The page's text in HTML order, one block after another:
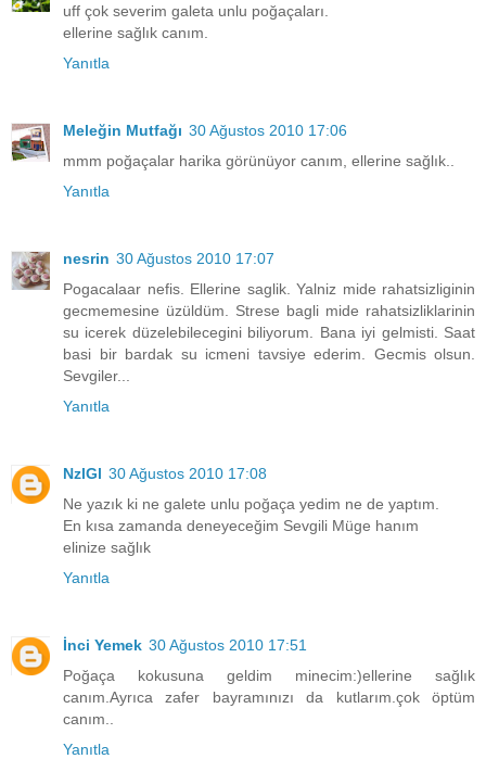
uff çok severim galeta unlu poğaçaları.
ellerine sağlık canım.
Yanıtla
Meleğin Mutfağı 30 Ağustos 2010 17:06
mmm poğaçalar harika görünüyor canım, ellerine sağlık..
Yanıtla
nesrin 30 Ağustos 2010 17:07
Pogacalaar nefis. Ellerine saglik. Yalniz mide rahatsizliginin
gecmemesine üzüldüm. Strese bagli mide rahatsizliklarinin
su icerek düzelebilecegini biliyorum. Bana iyi gelmisti. Saat
basi bir bardak su icmeni tavsiye ederim. Gecmis olsun.
Sevgiler...
Yanıtla
NzlGl 30 Ağustos 2010 17:08
Ne yazık ki ne galete unlu poğaça yedim ne de yaptım.
En kısa zamanda deneyeceğim Sevgili Müge hanım
elinize sağlık
Yanıtla
İnci Yemek 30 Ağustos 2010 17:51
Poğaça kokusuna geldim minecim:)ellerine sağlık
canım.Ayrıca zafer bayramınızı da kutlarım.çok öptüm
canım..
Yanıtla